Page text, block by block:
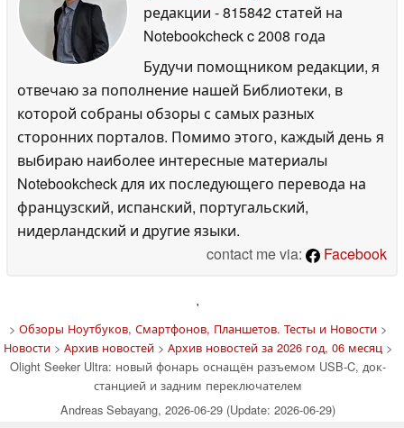
редакции - 815842 статей на
Notebookcheckc 2008 года
Будучи помощником редакции, я
отвечаю за пополнение нашей Библиотеки, в
которой собраны обзоры с самых разных
сторонних порталов. Помимо этого, каждый день я
выбираю наиболее интересные материалы
Notebookcheck для их последующего перевода на
французский, испанский, португальский,
нидерландский и другие языки.
contact me via:
Facebook
'
> Обзоры Ноутбуков, Смартфонов, Планшетов. Тесты и Новости>
Новости> Архив новостей> Архив новостей за 2026 год, 06 месяц>
Olight Seeker Ultra: новый фонарь оснащён разъемом USB-C, док-
станцией и задним переключателем
Andreas Sebayang, 2026-06-29 (Update: 2026-06-29)